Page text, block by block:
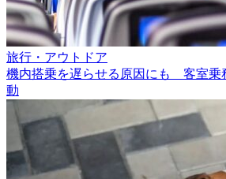
旅行・アウトドア
機内搭乗を遅らせる原因にも 客室乗
動